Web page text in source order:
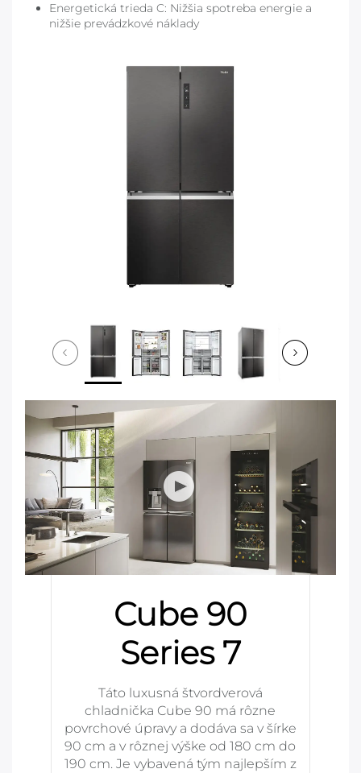
Energetická trieda C: Nižšia spotreba energie a
nižšie prevádzkové náklady
Cube 90
Series 7
Táto luxusná štvordverová
chladnička Cube 90 má rôzne
povrchové úpravy a dodáva sa v šírke
90 cm a v rôznej výške od 180 cm do
190 cm. Je vybavená tým najlepším z